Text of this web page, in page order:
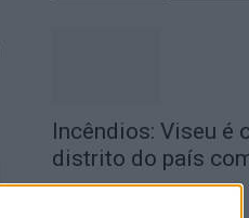
Incêndios: Viseu é
distrito do país
7 de Agosto, 2026